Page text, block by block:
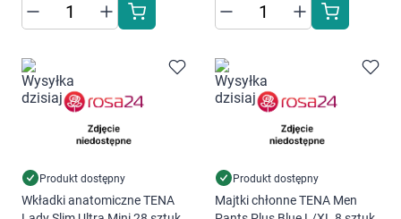
Produkt dostępny
Wkładki anatomiczne TENA
Produkt dostępny
Majtki chłonne TENA Men